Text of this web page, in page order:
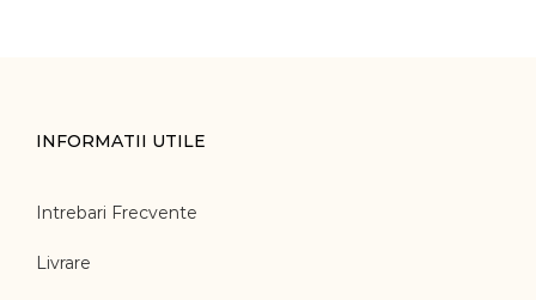
INFORMATII UTILE
Intrebari Frecvente
Livrare